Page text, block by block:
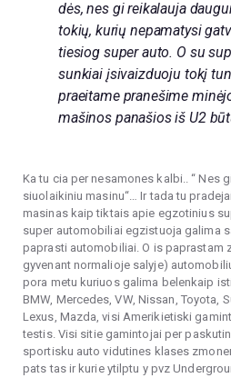
dės, nes gi reikalauja
tokių, kurių nepamatysi
tiesiog super auto. O su
sunkiai įsivaizduoju tokį
praeitame pranešime
mašinos panašios iš U2
Ka tu cia per nesamones kalbi.. “ Nes
siuolaikiniu masinu“… Ir tada tu
masinas kaip tiktais apie egzotinius
super automobiliai egzistuoja galima
paprasti automobiliai. O is paprastam
gyvenant normalioje salyje)
pora metu kuriuos galima belenkaip
BMW, Mercedes, VW, Nissan, Toyota,
Lexus, Mazda, visi Amerikietiski
testis. Visi sitie gamintojai per
sportisku auto vidutines klases
pats tas ir kurie ytilptu y pvz